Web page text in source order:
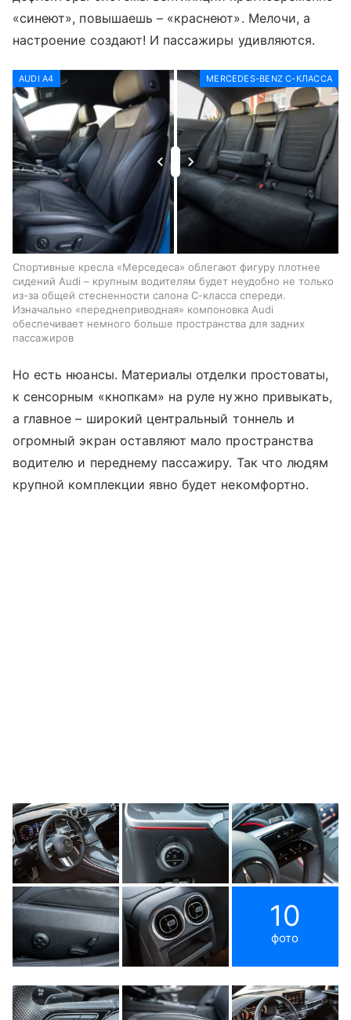
«синеют», повышаешь – «краснеют». Мелочи, а
настроение создают! И пассажиры удивляются.
AUDI A4 MERCEDES-BENZ C-КЛАССА
Спортивные кресла «Мерседеса» облегают фигуру плотнее
сидений Audi – крупным водителям будет неудобно не только
из-за общей стесненности салона С-класса спереди.
Изначально «переднеприводная» компоновка Audi
обеспечивает немного больше пространства для задних
пассажиров
Но есть нюансы. Материалы отделки простоваты,
к сенсорным «кнопкам» на руле нужно привыкать,
а главное – широкий центральный тоннель и
огромный экран оставляют мало пространства
водителю и переднему пассажиру. Так что людям
крупной комплекции явно будет некомфортно.
10
фото